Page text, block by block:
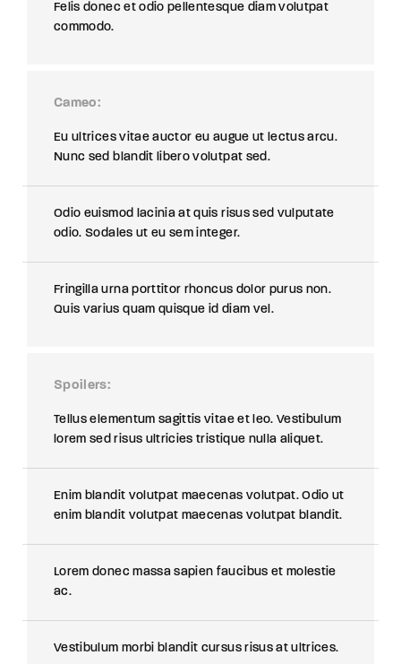
Felis donec et odio pellentesque diam volutpat
commodo.
Cameo
Eu ultrices vitae auctor eu augue ut lectus arcu.
Nunc sed blandit libero volutpat sed.
Odio euismod lacinia at quis risus sed vulputate
odio. Sodales ut eu sem integer.
Fringilla urna porttitor rhoncus dolor purus non.
Quis varius quam quisque id diam vel.
Spoilers
Tellus elementum sagittis vitae et leo. Vestibulum
lorem sed risus ultricies tristique nulla aliquet.
Enim blandit volutpat maecenas volutpat. Odio ut
enim blandit volutpat maecenas volutpat blandit.
Lorem donec massa sapien faucibus et molestie
ac.
Vestibulum morbi blandit cursus risus at ultrices.